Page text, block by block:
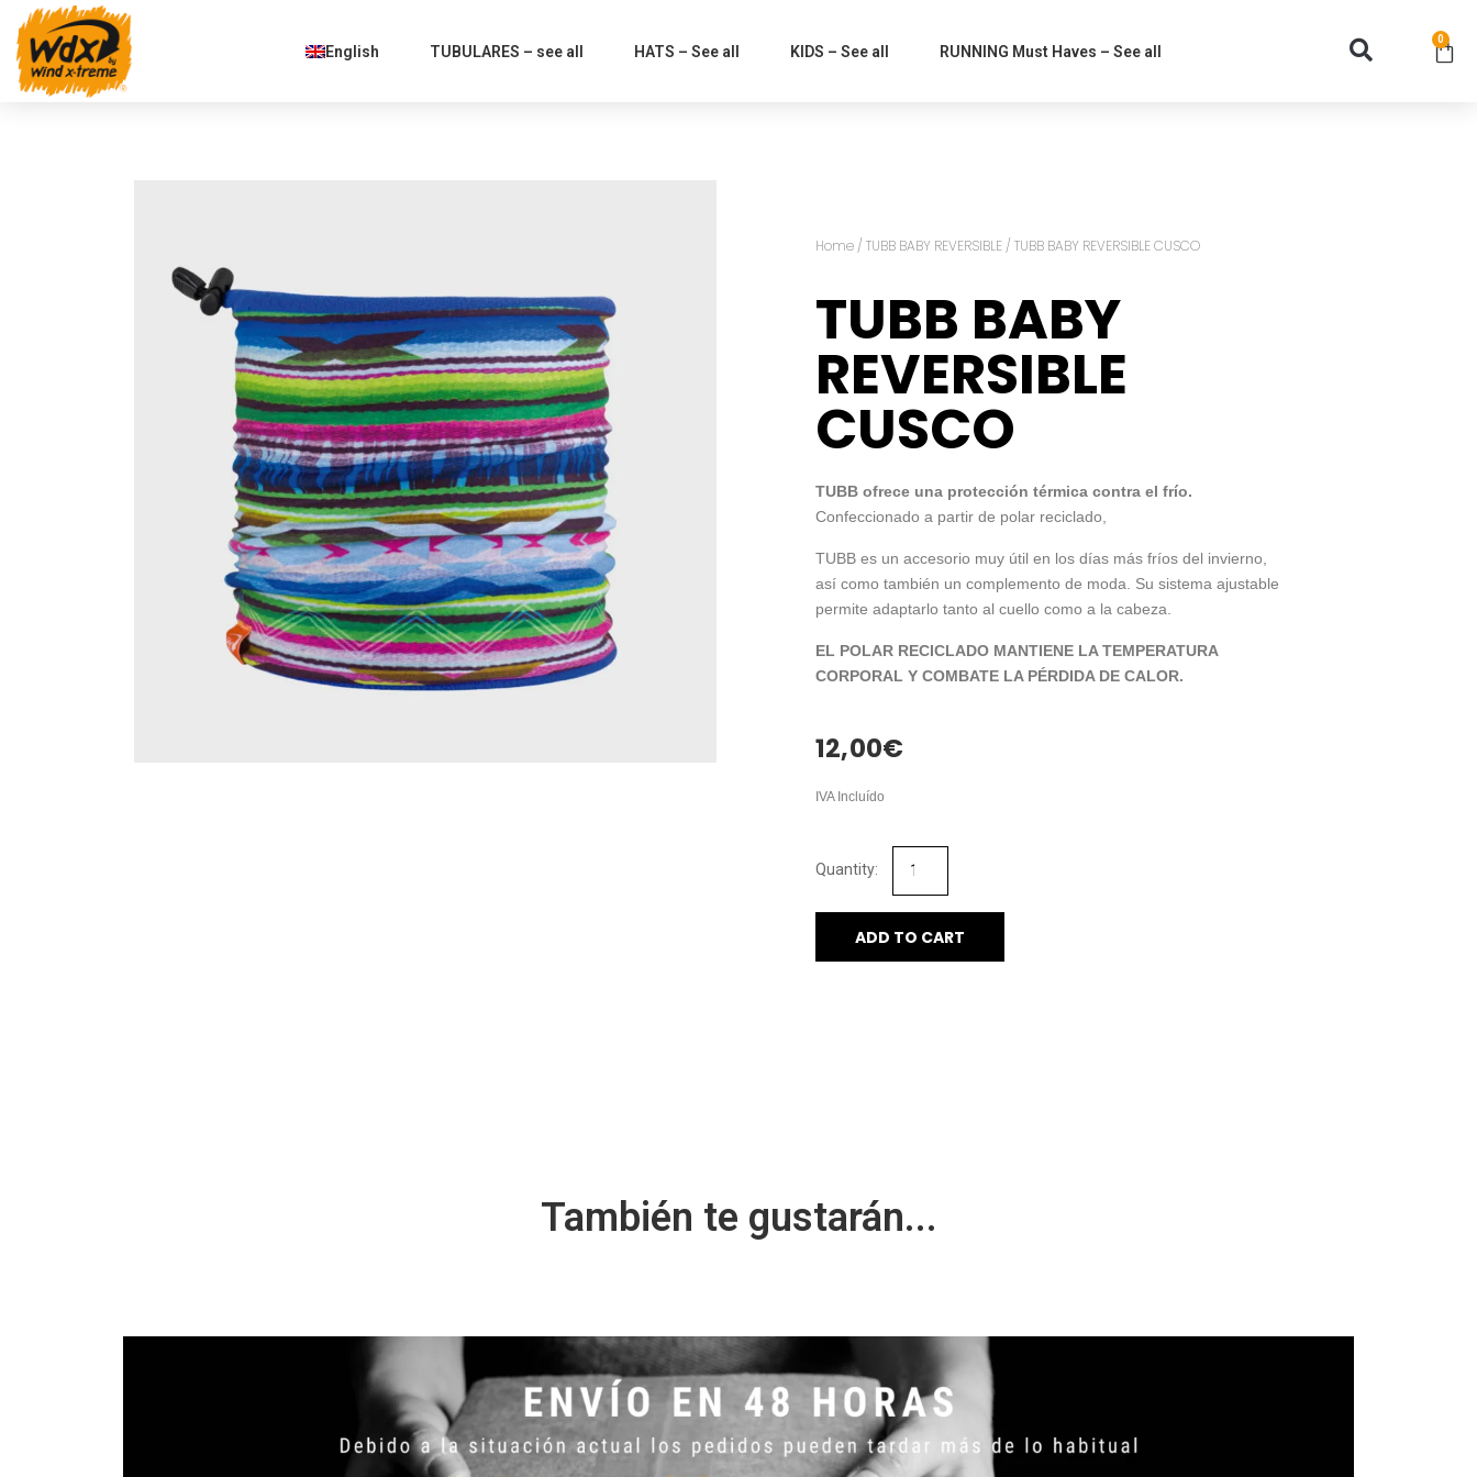
English TUBULARES – see all HATS – See all KIDS – See all RUNNING Must Haves – See all
0
Home / TUBB BABY REVERSIBLE / TUBB BABY REVERSIBLE CUSCO
TUBB BABY
REVERSIBLE
CUSCO
TUBB ofrece una protección térmica contra el frío.
Confeccionado a partir de polar reciclado,
TUBB es un accesorio muy útil en los días más fríos del invierno,
así como también un complemento de moda. Su sistema ajustable
permite adaptarlo tanto al cuello como a la cabeza.
EL POLAR RECICLADO MANTIENE LA TEMPERATURA
CORPORAL Y COMBATE LA PÉRDIDA DE CALOR.
12,00€
IVA Incluído
ADD TO CART
También te gustarán...